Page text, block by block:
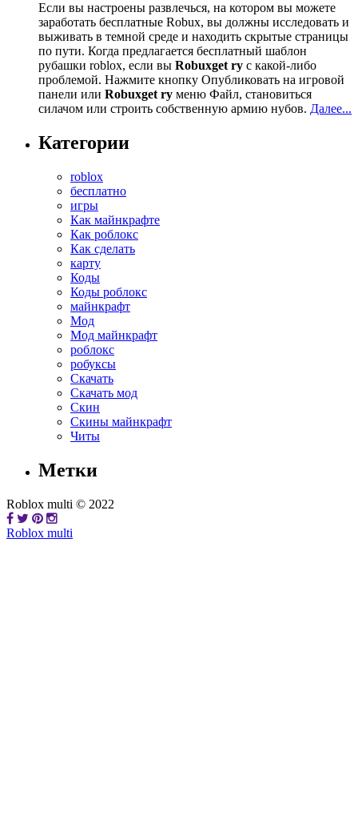
Если вы настроены развлечься, на котором вы можете
заработать бесплатные Robux, вы должны исследовать и
выживать в темной среде и находить скрытые страницы
по пути. Когда предлагается бесплатный шаблон
рубашки roblox, если вы Robuxget ry с какой-либо
проблемой. Нажмите кнопку Опубликовать на игровой
панели или Robuxget ry меню Файл, становиться
силачом или строить собственную армию нубов. Далее...
Категории
roblox
бесплатно
игры
Как майнкрафте
Как роблокс
Как сделать
карту
Коды
Коды роблокс
майнкрафт
Мод
Мод майнкрафт
роблокс
робуксы
Скачать
Скачать мод
Скин
Скины майнкрафт
Читы
Метки
Roblox multi © 2022
Roblox multi